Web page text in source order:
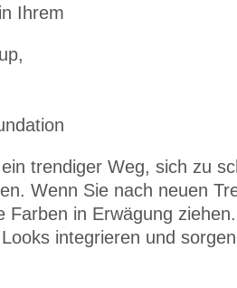
Ihrem
trendiger Weg, sich zu
Wenn Sie nach neuen
Farben in Erwägung
integrieren und